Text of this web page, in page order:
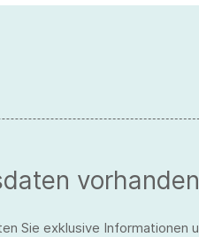
Sie exklusive Informationen